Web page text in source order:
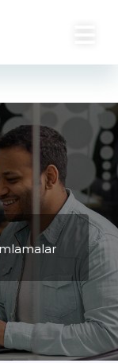
/ 0